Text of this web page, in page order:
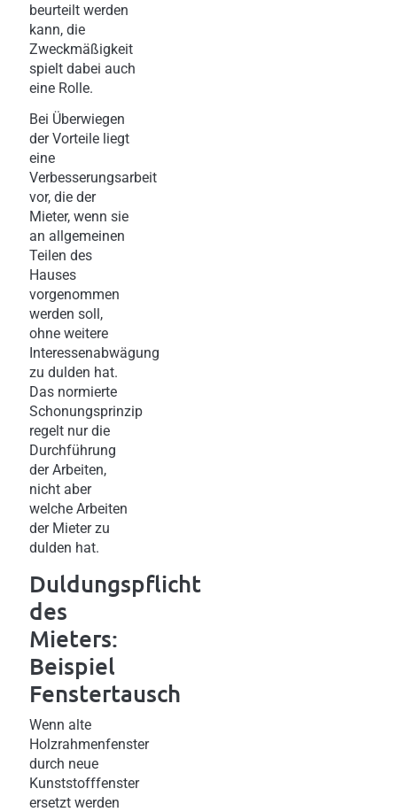
beurteilt werden
kann, die
Zweckmäßigkeit
spielt dabei auch
eine Rolle.
Bei Überwiegen
der Vorteile liegt
eine
Verbesserungsarbeit
vor, die der
Mieter, wenn sie
an allgemeinen
Teilen des
Hauses
vorgenommen
werden soll,
ohne weitere
Interessenabwägung
zu dulden hat.
Das normierte
Schonungsprinzip
regelt nur die
Durchführung
der Arbeiten,
nicht aber
welche Arbeiten
der Mieter zu
dulden hat.
Duldungspflicht
des
Mieters:
Beispiel
Fenstertausch
Wenn alte
Holzrahmenfenster
durch neue
Kunststofffenster
ersetzt werden